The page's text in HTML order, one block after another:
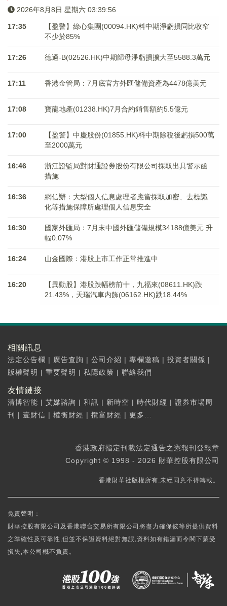
2026年8月8日 星期六 03:39:56
17:35
【盈警】綠心集團(00094.HK)料中期淨虧損同比收窄
不少於85%
17:26 德適-B(02526.HK)中期歸母淨虧損擴大至5588.3萬元
17:11 香港金管局：7月底官方外匯儲備資產為4478億美元
17:08 寶龍地產(01238.HK)7月合約銷售額約5.5億元
17:00
【盈警】中慶股份(01855.HK)料中期除稅後虧損500萬
至2000萬元
16:46
浙江證監局對財通證券股份有限公司採取出具警示函
措施
16:36
網信辦：大型個人信息處理者應當採取加密、去標識
化等措施保障所處理個人信息安全
16:30
國家外匯局：7月末中國外匯儲備規模34188億美元 升
幅0.07%
16:24 山金國際：港股上市工作正常推進中
16:20
【異動股】港股跌幅榜前十，九福來(08611.HK)跌
21.43%，天瑞汽車内飾(06162.HK)跌18.44%
相關訊息
法定公告欄 | 廣告查詢 | 公司介紹 | 專欄邀稿 | 投資者關係 |
版權聲明 | 重要聲明 | 私隱政策 | 聯絡我們
友情鏈接
清博智能 | 艾媒諮詢 | 和訊 | 新時空 | 時代財經 | 證券市場周
刊
| 壹財信 | 權衡財經 | 攬富財經 | 更多...
香港政府指定刊載法定通告之憲報刊登報章
Copyright © 1998 - 2026 財華控股有限公司
香港財華社版權所有,未經同意不得轉載。
免責聲明：
財華控股有限公司及香港聯合交易所有限公司將盡力確保彼等所提供資料
之準確性及可靠性,但並不保證資料絕對無誤,資料如有錯漏而令閣下蒙受
損失,本公司概不負責。